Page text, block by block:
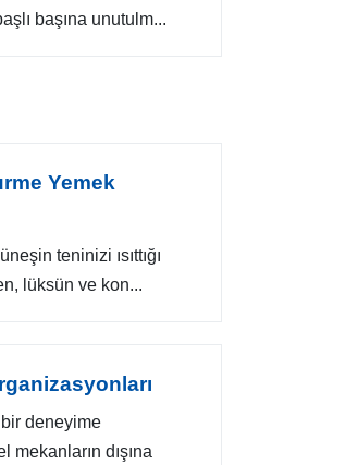
başına unutulm...
Yemek
teninizi ısıttığı
lüksün ve kon...
deneyime
dışına